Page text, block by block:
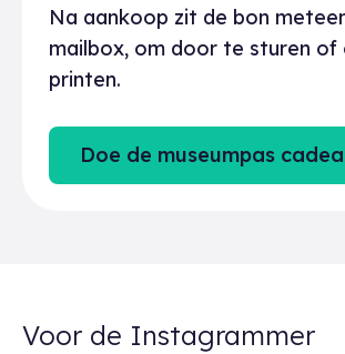
Na aankoop zit de bon
mailbox, om door te sturen of
printen.
Doe de museumpas
Voor de Instagrammer